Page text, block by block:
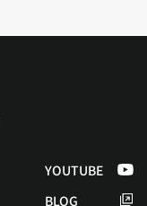
YOUTUBE
BLOG